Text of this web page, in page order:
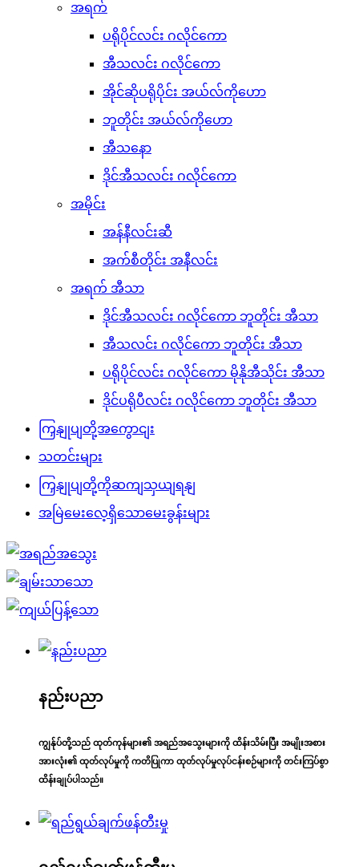
အရက်
ပရိုပိုင်လင်း ဂလိုင်ကော
အီသလင်း ဂလိုင်ကော
အိုင်ဆိုပရိုပိုင်း အယ်လ်ကိုဟော
ဘူတိုင်း အယ်လ်ကိုဟော
အီသနော
ဒိုင်အီသလင်း ဂလိုင်ကော
အမိုင်း
အန်နီလင်းဆီ
အက်စီတိုင်း အနီလင်း
အရက် အီသာ
ဒိုင်အီသလင်း ဂလိုင်ကော ဘူတိုင်း အီသာ
အီသလင်း ဂလိုင်ကော ဘူတိုင်း အီသာ
ပရိုပိုင်လင်း ဂလိုင်ကော မိုနိုအီသိုင်း အီသာ
ဒိုင်ပရိုပီလင်း ဂလိုင်ကော ဘူတိုင်း အီသာ
ကြှနျုပျတို့အကွောငျး
သတင်းများ
ကြှနျုပျတို့ကိုဆကျသှယျရနျ
အမြဲမေးလေ့ရှိသောမေးခွန်းများ
နည်းပညာ
ကျွန်ုပ်တို့သည် ထုတ်ကုန်များ၏ အရည်အသွေးများကို ထိန်းသိမ်းပြီး အမျိုးအစား
အားလုံး၏ ထုတ်လုပ်မှုကို ကတိပြုကာ ထုတ်လုပ်မှုလုပ်ငန်းစဉ်များကို တင်းကြပ်စွာ
ထိန်းချုပ်ပါသည်။